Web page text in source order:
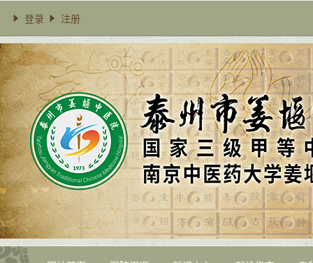
登录 注册